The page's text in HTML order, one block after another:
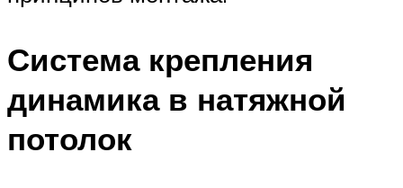
Система крепления
динамика в натяжной
потолок